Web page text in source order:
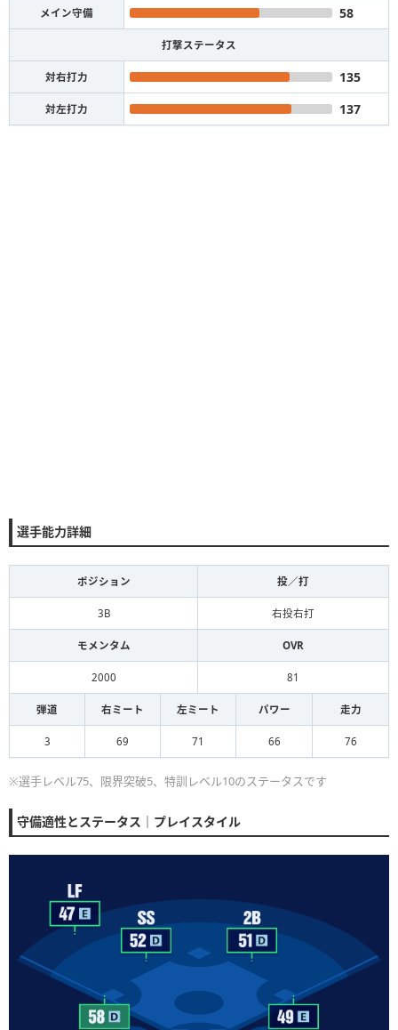
メイン守備 58
打撃ステータス
対右打力 135
対左打力 137
選手能力詳細
ポジション 投／打
3B 右投右打
モメンタム OVR
2000 81
弾道 右ミート 左ミート パワー 走力
3 69 71 66 76
※選手レベル75、限界突破5、特訓レベル10のステータスです
守備適性とステータス｜プレイスタイル